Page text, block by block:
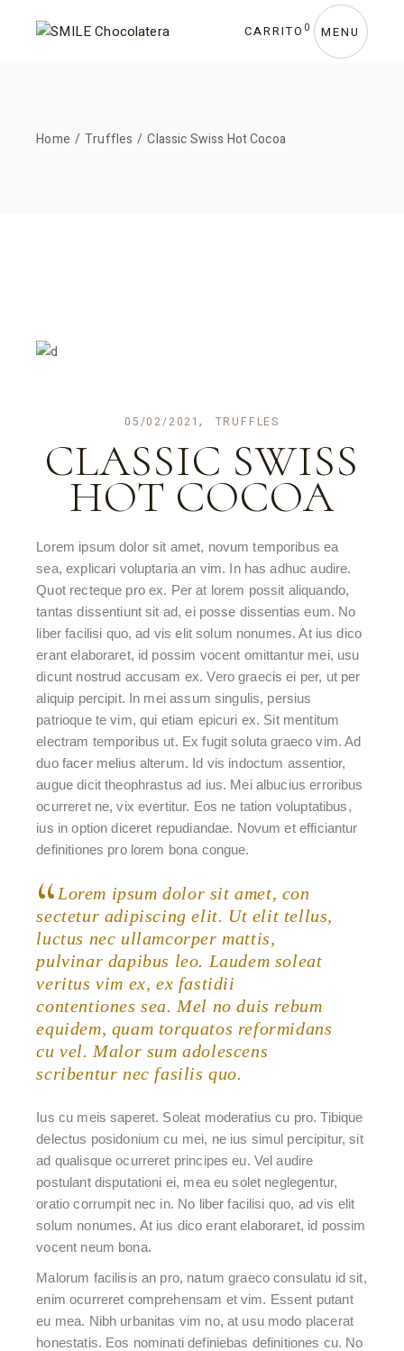
CARRITO 0 MENU
Home Truffles Classic Swiss Hot Cocoa
05/02/2021 TRUFFLES
CLASSIC SWISS
HOT COCOA
Lorem ipsum dolor sit amet, novum temporibus ea
sea, explicari voluptaria an vim. In has adhuc audire.
Quot recteque pro ex. Per at lorem possit aliquando,
tantas dissentiunt sit ad, ei posse dissentias eum. No
liber facilisi quo, ad vis elit solum nonumes. At ius dico
erant elaboraret, id possim vocent omittantur mei, usu
dicunt nostrud accusam ex. Vero graecis ei per, ut per
aliquip percipit. In mei assum singulis, persius
patrioque te vim, qui etiam epicuri ex. Sit mentitum
electram temporibus ut. Ex fugit soluta graeco vim. Ad
duo facer melius alterum. Id vis indoctum assentior,
augue dicit theophrastus ad ius. Mei albucius erroribus
ocurreret ne, vix evertitur. Eos ne tation voluptatibus,
ius in option diceret repudiandae. Novum et efficiantur
definitiones pro lorem bona congue.
Lorem ipsum dolor sit amet, con
sectetur adipiscing elit. Ut elit tellus,
luctus nec ullamcorper mattis,
pulvinar dapibus leo. Laudem soleat
veritus vim ex, ex fastidii
contentiones sea. Mel no duis rebum
equidem, quam torquatos reformidans
cu vel. Malor sum adolescens
scribentur nec fasilis quo.
Ius cu meis saperet. Soleat moderatius cu pro. Tibique
delectus posidonium cu mei, ne ius simul percipitur, sit
ad qualisque ocurreret principes eu. Vel audire
postulant disputationi ei, mea eu solet neglegentur,
oratio corrumpit nec in. No liber facilisi quo, ad vis elit
solum nonumes. At ius dico erant elaboraret, id possim
vocent neum bona.
Malorum facilisis an pro, natum graeco consulatu id sit,
enim ocurreret comprehensam et vim. Essent putant
eu mea. Nibh urbanitas vim no, at usu modo placerat
honestatis. Eos nominati definiebas definitiones cu. No